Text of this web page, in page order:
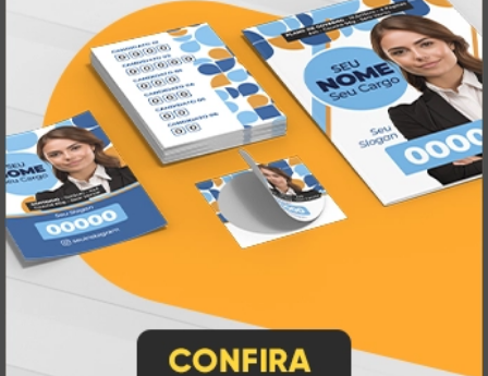
Muito antes de termos comográfica online,
impressão sob demanda e web to printse
popularizarem, aAtual Card já estava
transformando o mercado gráfico.
Nascemos digitais e seguimosinovando
continuamente, investindo em
tecnologia
de ponta para garantir a melhor experiência
em
produtos personalizados e impressão
online
. Tudo isso para oferecer
agilidade,
qualidade e soluções inteligentes
que
atendem às suas necessidades.
Liderança e Qualidade em
Impressão
Prestes a completar três décadas de
inovação e serviços,a Atual Card segue
como referência no mercado gráfico e de